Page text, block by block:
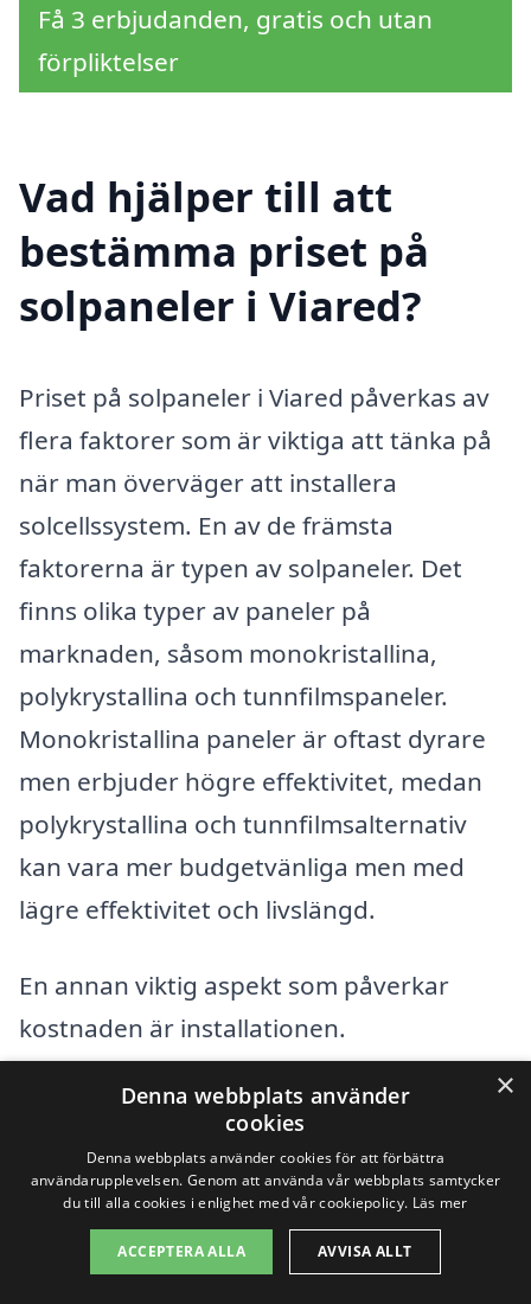
Få 3 erbjudanden, gratis och utan
förpliktelser
Vad hjälper till att
bestämma priset på
solpaneler i Viared?
Priset på solpaneler i Viared påverkas av
flera faktorer som är viktiga att tänka på
när man överväger att installera
solcellssystem. En av de främsta
faktorerna är typen av solpaneler. Det
finns olika typer av paneler på
marknaden, såsom monokristallina,
polykrystallina och tunnfilmspaneler.
Monokristallina paneler är oftast dyrare
men erbjuder högre effektivitet, medan
polykrystallina och tunnfilmsalternativ
kan vara mer budgetvänliga men med
lägre effektivitet och livslängd.
En annan viktig aspekt som påverkar
kostnaden är installationen.
Installationsavgifterna kan variera
beroende på företag och komplexiteten
av installationen. Om ditt tak är svårt att
arbeta med eller om du behöver extra
utrustning, kan detta öka kostnaderna.
Dessutom kan storleken på ditt
×
Denna webbplats använder
cookies
Denna webbplats använder cookies för att förbättra
användarupplevelsen. Genom att använda vår webbplats samtycker
du till alla cookies i enlighet med vår cookiepolicy. Läs mer
ACCEPTERA ALLA AVVISA ALLT